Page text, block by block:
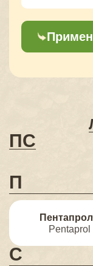
ПС
П
Pentaprol
С